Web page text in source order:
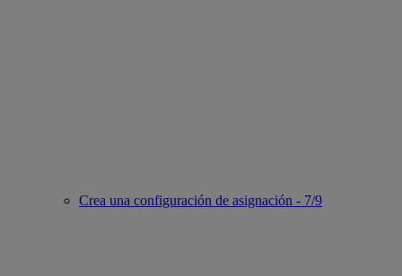
Crea una configuración de asignación - 7/9